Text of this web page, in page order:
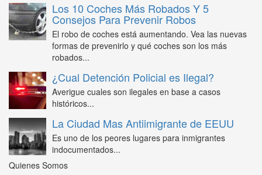
Los 10 Coches Más Robados Y 5
Consejos Para Prevenir Robos
El robo de coches está aumentando. Vea las nuevas
formas de prevenirlo y qué coches son los más
robados...
¿Cual Detención Policial es Ilegal?
Averigue cuales son ilegales en base a casos
históricos...
La Ciudad Mas Antiimigrante de EEUU
Es uno de los peores lugares para inmigrantes
indocumentados...
Quienes Somos